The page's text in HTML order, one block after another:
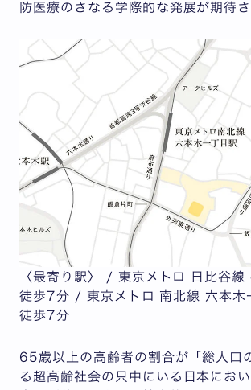
防医療のさなる学際的な発展が期待さ
〈最寄り駅〉 / 東京メトロ 日比谷線
徒歩7分 / 東京メトロ 南北線 六本木
徒歩7分
65歳以上の高齢者の割合が「総人口
る超高齢社会の只中にいる日本にお